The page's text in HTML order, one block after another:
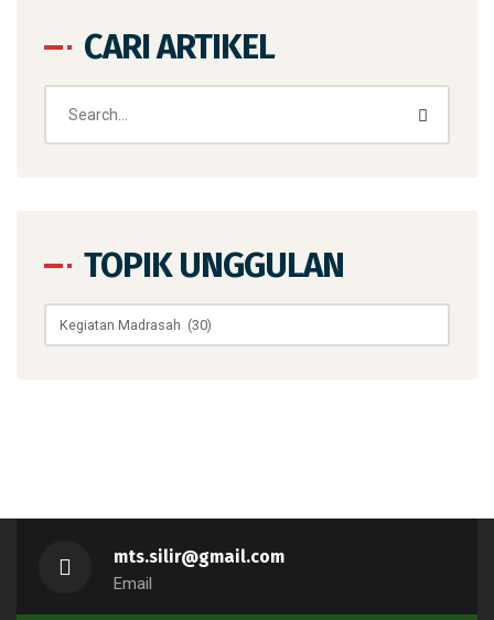
CARI ARTIKEL
TOPIK UNGGULAN
Topik
Unggulan
mts.silir@gmail.com
Email